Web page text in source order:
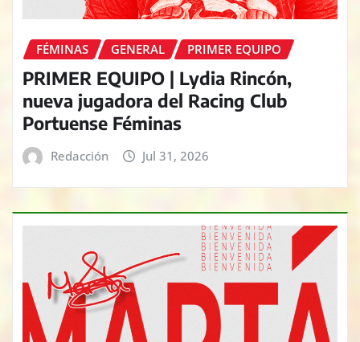
FÉMINAS GENERAL PRIMER EQUIPO
PRIMER EQUIPO | Lydia Rincón,
nueva jugadora del Racing Club
Portuense Féminas
Redacción Jul 31, 2026